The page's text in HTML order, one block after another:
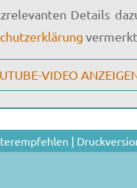
Details
vermerkt.
VIDEO
|